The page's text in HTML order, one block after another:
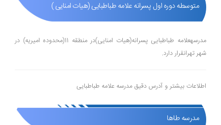
متوسطه دوره اول پسرانه علامه طباطبایی (هیات امنایی )
مدرسهعلامه طباطبایی پسرانه(هیات امنایی)در منطقه 11(محدوده امیریه) در
شهر تهرانقرار دارد.
اطلاعات بیشتر و آدرس دقیق مدرسه علامه طباطبایی
مدرسه طاها